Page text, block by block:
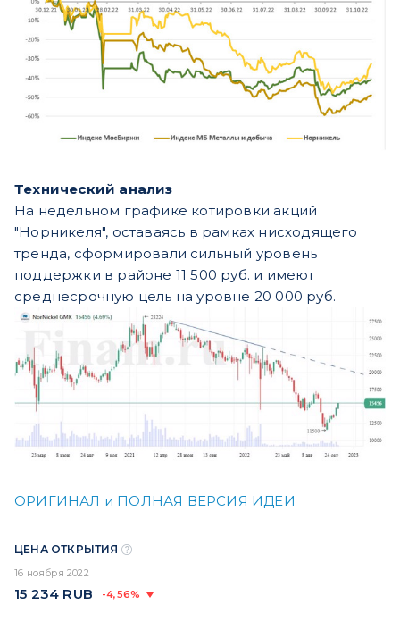
Технический анализ
На недельном графике котировки акций
"Норникеля", оставаясь в рамках нисходящего
тренда, сформировали сильный уровень
поддержки в районе 11 500 руб. и имеют
среднесрочную цель на уровне 20 000 руб.
ОРИГИНАЛ и ПОЛНАЯ ВЕРСИЯ ИДЕИ
ЦЕНА ОТКРЫТИЯ
16 ноября 2022
15 234 RUB -4,56%